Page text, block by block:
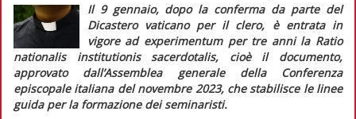
Il 9 gennaio, dopo la conferma da parte del
Dicastero vaticano per il clero, è entrata in
vigore ad experimentum per tre anni la Ratio
nationalis institutionis sacerdotalis, cioè il documento,
approvato dall’Assemblea generale della Conferenza
episcopale italiana del novembre 2023, che stabilisce le linee
guida per la formazione dei seminaristi.